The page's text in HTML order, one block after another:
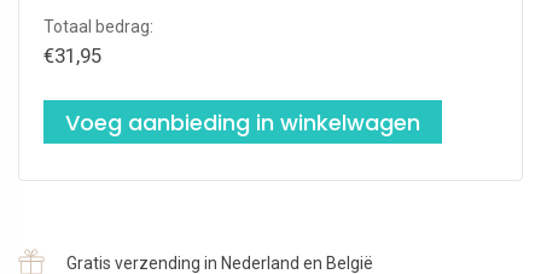
Totaal bedrag:
€31,95
Voeg aanbieding in winkelwagen
Gratis verzending in Nederland en België